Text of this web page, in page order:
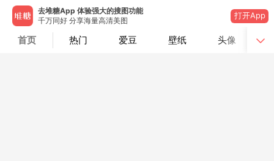
去堆糖App 体验强大的搜图功能
千万同好 分享海量高清美图
打开App
首页 热门 爱豆 壁纸 头像